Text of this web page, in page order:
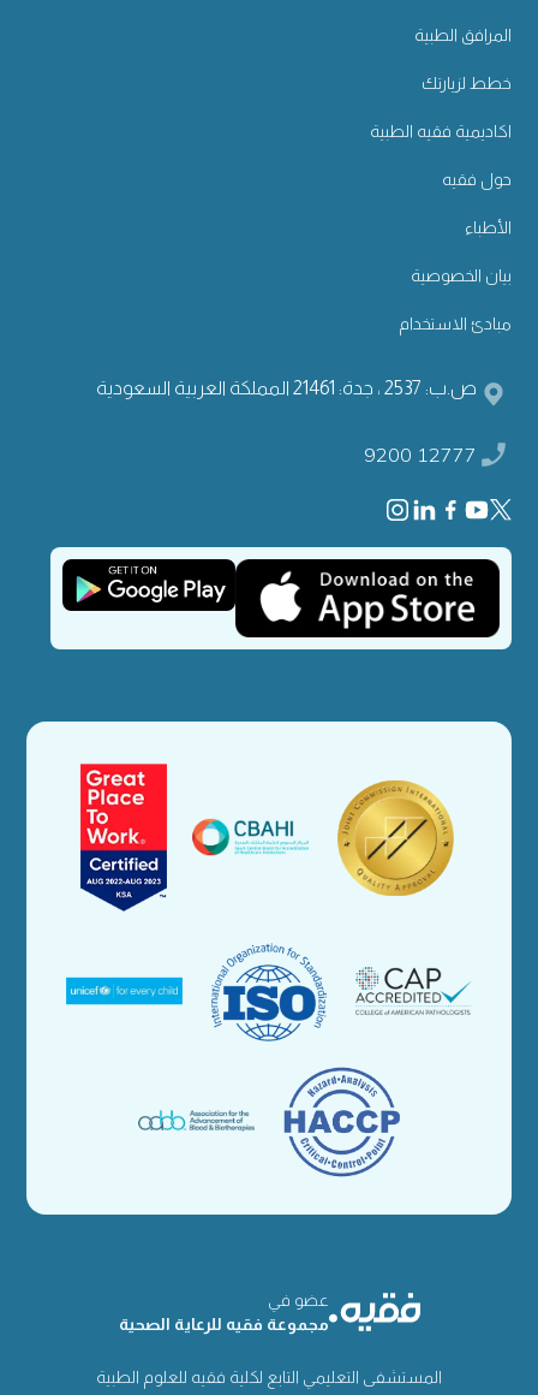
المرافق الطبية
خطط لزيارتك
اكاديمية فقيه الطبية
حول فقيه
الأطباء
بيان الخصوصية
مبادئ الاستخدام
ص.ب: 2537 ، جدة: 21461 المملكة العربية السعودية
9200 12777
عضو في
مجموعة فقيه للرعاية الصحية
المستشفى التعليمي التابع لكلية فقيه للعلوم الطبية